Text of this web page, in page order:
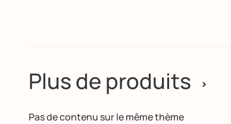
Plus de produits >
Pas de contenu sur le même thème